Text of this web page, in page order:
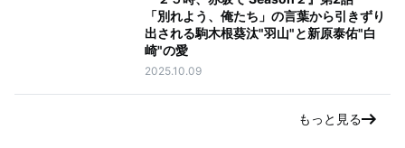
「別れよう、俺たち」の言葉から引きずり
出される駒木根葵汰"羽山"と新原泰佑"白
崎"の愛
2025.10.09
もっと見る